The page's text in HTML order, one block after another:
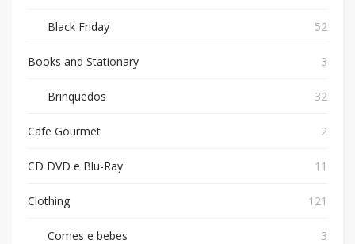
Black Friday 52
Books and Stationary 3
Brinquedos 32
Cafe Gourmet 2
CD DVD e Blu-Ray 11
Clothing 121
Comes e bebes 3